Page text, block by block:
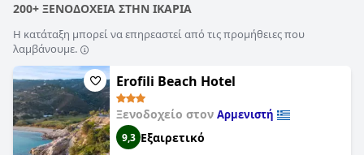
200+ ΞΕΝΟΔΟΧΕΙΑ ΣΤΗΝ ΙΚΑΡΙΑ
Η κατάταξη μπορεί να επηρεαστεί από τις προμήθειες που
λαμβάνουμε.
Erofili Beach Hotel
Ξενοδοχείο στον Αρμενιστή
9,3 Εξαιρετικό